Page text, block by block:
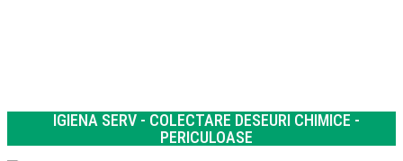
IGIENA SERV - COLECTARE DESEURI CHIMICE -
PERICULOASE